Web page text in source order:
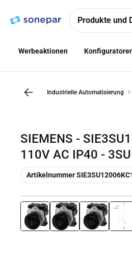
NavigationInhalt
Produkte und
Werbeaktionen
Industrielle Automatisierung
SIEMENS -
110V AC IP40 -
Kopieren
Artikelnummer